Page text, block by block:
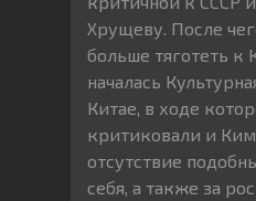
Хрущеву. После
больше тяготеть к
началась
Китае, в ходе
критиковали и
отсутствие
себя, а также за